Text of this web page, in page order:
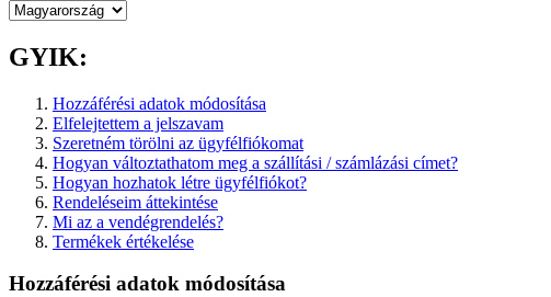
GYIK:
Hozzáférési adatok módosítása
Elfelejtettem a jelszavam
Szeretném törölni az ügyfélfiókomat
Hogyan változtathatom meg a szállítási / számlázási címet?
Hogyan hozhatok létre ügyfélfiókot?
Rendeléseim áttekintése
Mi az a vendégrendelés?
Termékek értékelése
Hozzáférési adatok módosítása